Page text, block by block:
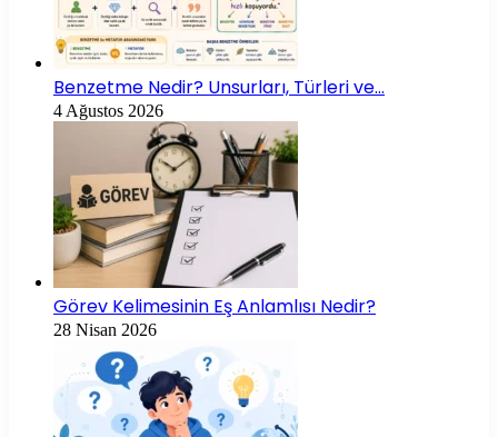
Benzetme Nedir? Unsurları, Türleri ve…
4 Ağustos 2026
Görev Kelimesinin Eş Anlamlısı Nedir?
28 Nisan 2026